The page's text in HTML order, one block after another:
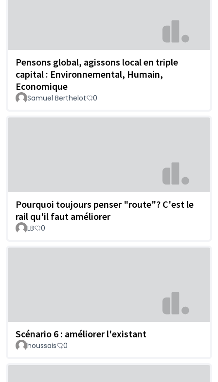
Pensons global, agissons local en triple
capital : Environnemental, Humain,
Economique
Samuel Berthelot 0
Pourquoi toujours penser "route"? C'est le
rail qu'il faut améliorer
LB 0
Scénario 6 : améliorer l'existant
houssais 0